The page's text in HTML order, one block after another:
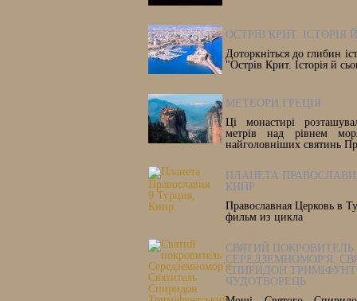
ОСТРІВ КРИТ. ІСТОРІЯ
Доторкніться до глибин
"Острів Крит. Історія й
МЕТЕОРИ.ГРЕЦІЯ
Ці монастирі
метрів над рівнем
найголовніших святинь
ПЛАНЕТА
КИПР
Православная Церковь в
фильм из цикла
СВЯТИЙ ПОКРОВИТЕЛЬ
СЕРЕДЗЕМНОМОР'Я.
СПИРИДОН
ЧУДОТВОРЕЦЬ